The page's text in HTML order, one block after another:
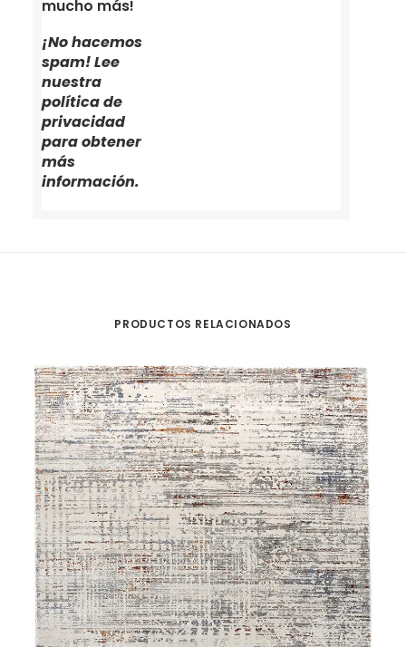
mucho más!
¡No hacemos
spam! Lee
nuestra
política de
privacidad
para obtener
más
información.
PRODUCTOS RELACIONADOS